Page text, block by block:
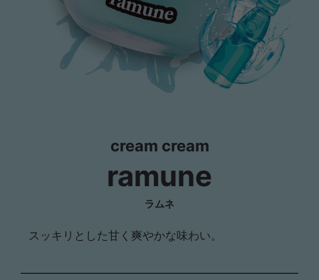
cream cream
ramune
ラムネ
スッキリとした甘く爽やかな味わい。